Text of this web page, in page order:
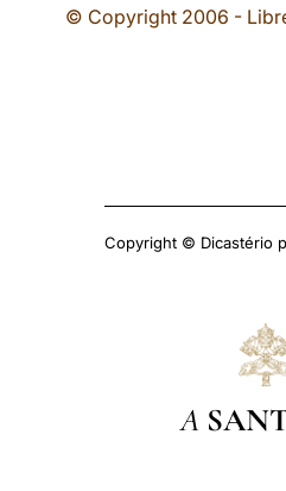
© Copyright 2006 -
Copyright © Dicastério
A